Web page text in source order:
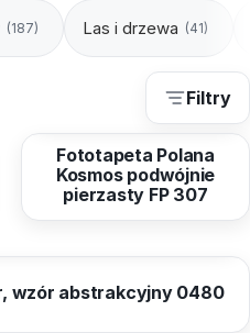
Filtry
(187) Las i drzewa (41)
Fototapeta Polana
Kosmos podwójnie
pierzasty FP 307
wzór abstrakcyjny 0480